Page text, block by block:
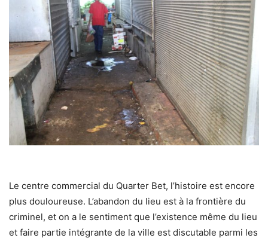
Le centre commercial du Quarter Bet, l’histoire est encore
plus douloureuse. L’abandon du lieu est à la frontière du
criminel, et on a le sentiment que l’existence même du lieu
et faire partie intégrante de la ville est discutable parmi les